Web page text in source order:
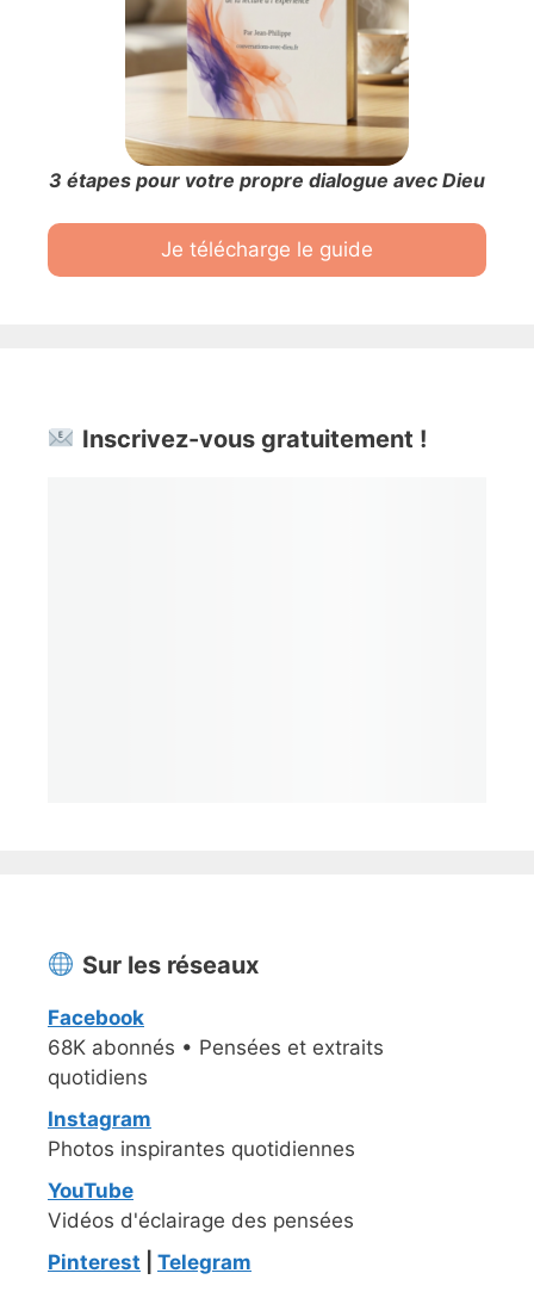
3 étapes pour votre propre dialogue avec Dieu
Je télécharge le guide
Inscrivez-vous gratuitement !
Sur les réseaux
Facebook
68K abonnés • Pensées et extraits
quotidiens
Instagram
Photos inspirantes quotidiennes
YouTube
Vidéos d'éclairage des pensées
Pinterest
Telegram